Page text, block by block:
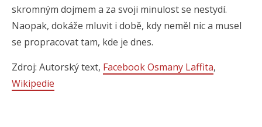
skromným dojmem a za svoji minulost se nestydí.
Naopak, dokáže mluvit i době, kdy neměl nic a musel
se propracovat tam, kde je dnes.
Zdroj: Autorský text, Facebook Osmany Laffita,
Wikipedie